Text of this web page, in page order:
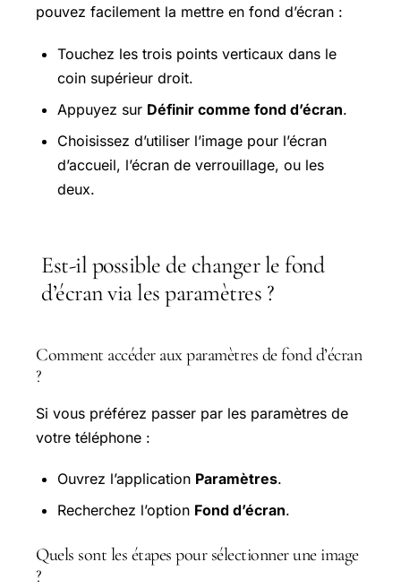
pouvez facilement la mettre en fond d’écran :
Touchez les trois points verticaux dans le
coin supérieur droit.
Appuyez sur Définir comme fond d’écran.
Choisissez d’utiliser l’image pour l’écran
d’accueil, l’écran de verrouillage, ou les
deux.
Est-il possible de changer le fond
d’écran via les paramètres ?
Comment accéder aux paramètres de fond d’écran
?
Si vous préférez passer par les paramètres de
votre téléphone :
Ouvrez l’application Paramètres.
Recherchez l’option Fond d’écran.
Quels sont les étapes pour sélectionner une image
?